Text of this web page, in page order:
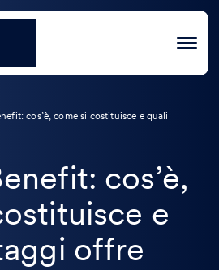
cos’è, come si costituisce e quali
cos’è,
e
offre